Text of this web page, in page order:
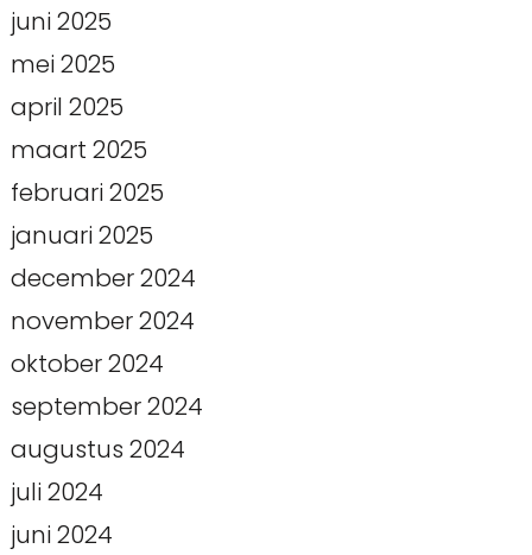
juni 2025
mei 2025
april 2025
maart 2025
februari 2025
januari 2025
december 2024
november 2024
oktober 2024
september 2024
augustus 2024
juli 2024
juni 2024